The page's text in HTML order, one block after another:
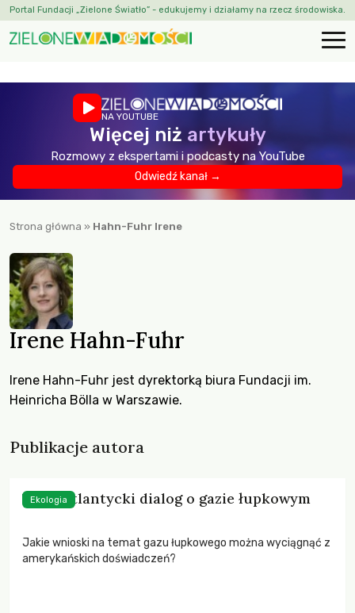
Portal Fundacji „Zielone Światło” - edukujemy i działamy na rzecz środowiska.
NA YOUTUBE
Więcej niż artykuły
Rozmowy z ekspertami i podcasty na YouTube
Odwiedź kanał →
Strona główna » Hahn-Fuhr Irene
Irene Hahn-Fuhr
Irene Hahn-Fuhr jest dyrektorką biura Fundacji im.
Heinricha Bölla w Warszawie.
Publikacje autora
Transatlantycki dialog o gazie łupkowym
Jakie wnioski na temat gazu łupkowego można wyciągnąć z
amerykańskich doświadczeń?
Ekologia